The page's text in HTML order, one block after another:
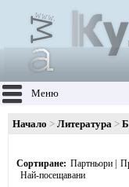
Меню
Начало Литература
Сортиране Партньори
Най-посещавани